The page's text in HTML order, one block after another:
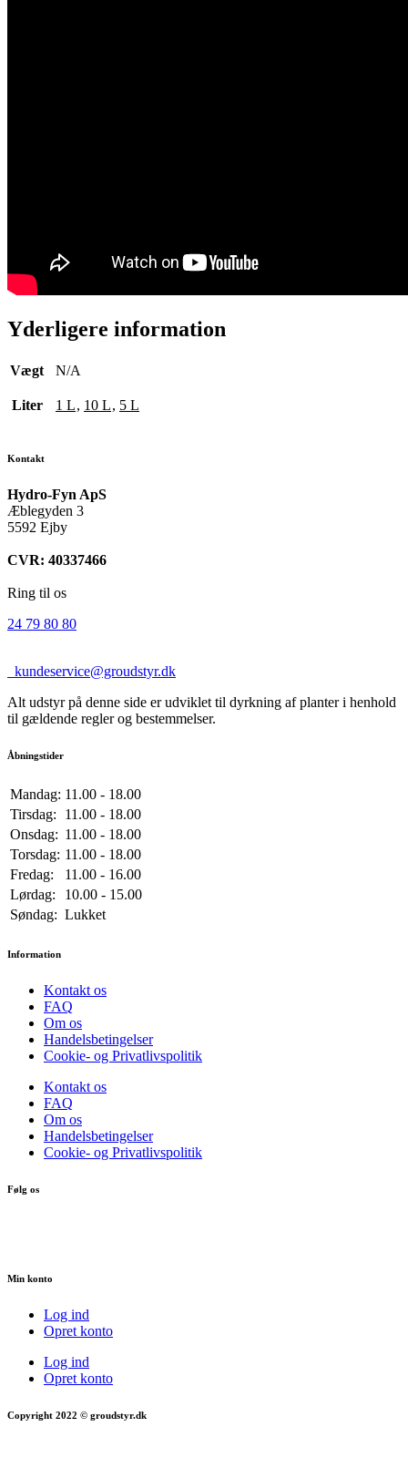
Yderligere information
Vægt N/A
Liter 1 L, 10 L, 5 L
Kontakt
Hydro-Fyn ApS
Æblegyden 3
5592 Ejby
CVR: 40337466
Ring til os
24 79 80 80
kundeservice@groudstyr.dk
Alt udstyr på denne side er udviklet til dyrkning af planter i henhold
til gældende regler og bestemmelser.
Åbningstider
Mandag: 11.00 - 18.00
Tirsdag:
11.00 - 18.00
Onsdag: 11.00 - 18.00
Torsdag: 11.00 - 18.00
Fredag:
11.00 - 16.00
Lørdag:
10.00 - 15.00
Søndag: Lukket
Information
Kontakt os
FAQ
Om os
Handelsbetingelser
Cookie- og Privatlivspolitik
Kontakt os
FAQ
Om os
Handelsbetingelser
Cookie- og Privatlivspolitik
Følg os
Min konto
Log ind
Opret konto
Log ind
Opret konto
Copyright 2022 © groudstyr.dk